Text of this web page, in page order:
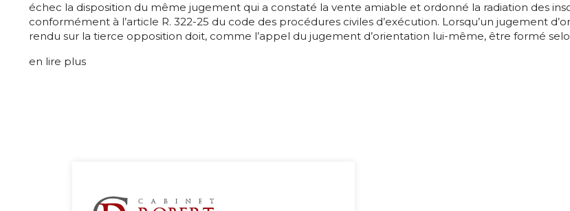
échec la disposition du même jugement qui a constaté la vente amiable et ordonné la radiation des
conformément à l’article R. 322-25 du code des procédures civiles d’exécution. Lorsqu’un jugement
rendu sur la tierce opposition doit, comme l’appel du jugement d’orientation lui-même, être formé
en lire plus